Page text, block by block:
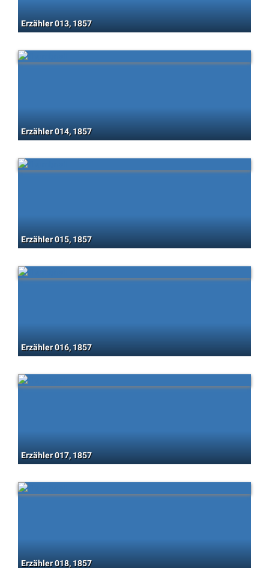
Erzähler 013, 1857
Erzähler 014, 1857
Erzähler 015, 1857
Erzähler 016, 1857
Erzähler 017, 1857
Erzähler 018, 1857